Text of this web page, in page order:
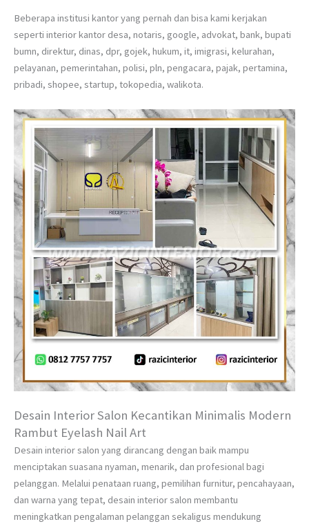
Beberapa institusi kantor yang pernah dan bisa kami kerjakan
seperti interior kantor desa, notaris, google, advokat, bank, bupati
bumn, direktur, dinas, dpr, gojek, hukum, it, imigrasi, kelurahan,
pelayanan, pemerintahan, polisi, pln, pengacara, pajak, pertamina,
pribadi, shopee, startup, tokopedia, walikota.
Desain Interior Salon Kecantikan Minimalis Modern
Rambut Eyelash Nail Art
Desain interior salon yang dirancang dengan baik mampu
menciptakan suasana nyaman, menarik, dan profesional bagi
pelanggan. Melalui penataan ruang, pemilihan furnitur, pencahayaan,
dan warna yang tepat, desain interior salon membantu
meningkatkan pengalaman pelanggan sekaligus mendukung